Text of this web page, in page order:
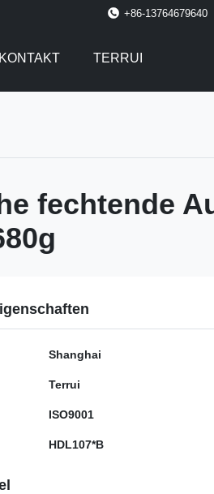
+86-13764679640
TERRUI
fechtende
Shanghai
Terrui
ISO9001
HDL107*B